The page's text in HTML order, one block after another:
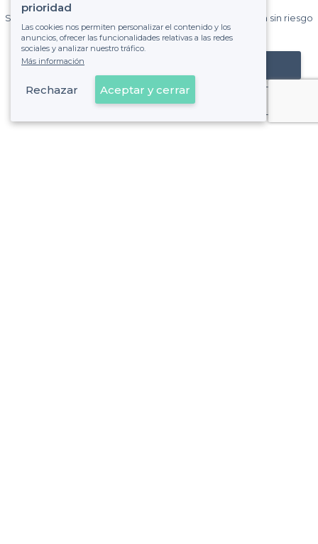
Sin comisiones y sin compromiso, pagas una cantidad fija sin riesgo
de ver la factura.
Registrar mi establecimiento
Ya es cliente
prioridad
Las cookies nos permiten personalizar el contenido y los
anuncios, ofrecer las funcionalidades relativas a las redes
sociales y analizar nuestro tráfico.
Más información
Rechazar Aceptar y cerrar